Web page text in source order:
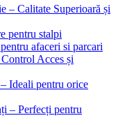
– Calitate Superioară și
pentru stalpi
afaceri si parcari
Acces și
Ideali pentru orice
– Perfecți pentru